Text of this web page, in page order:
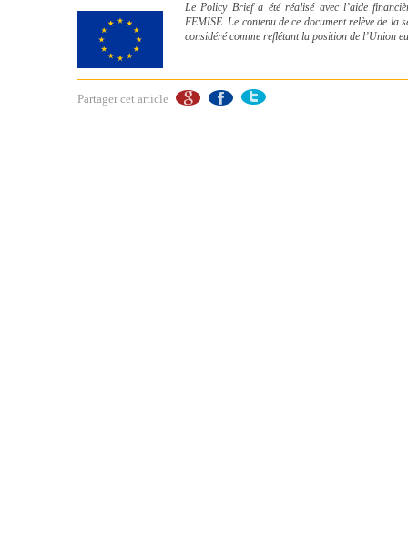
Le Policy Brief a été réalisé avec l’aide
FEMISE. Le contenu de ce document relève de la
considéré comme reflétant la position de l’Union
Partager cet article